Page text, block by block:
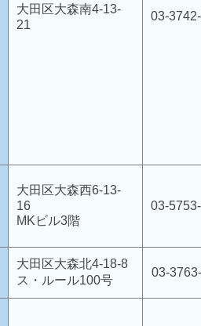
大田区大森南4-13-
21
03-
大田区大森西6-13-
16
MKビル3階
03-
大田区大森北4-18-8
ス・ルール100号
03-